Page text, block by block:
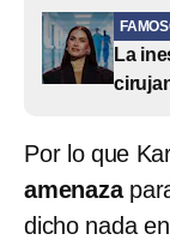
La
Por lo que
amenaza
dicho nada